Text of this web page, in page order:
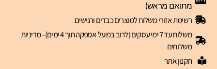
מתואם מראש)
רשימת אזורי משלוח למוצרים כבדים ורגישים
משלוח עד 7 ימי עסקים (לרוב בפועל אספקה תוך 4 ימים) - מדיניות
משלוחים
תקנון אתר